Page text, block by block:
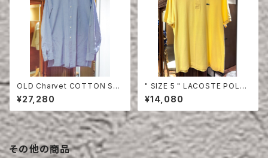
OLD Charvet COTTON SHI
RT
¥27,280
" SIZE 5 " LACOSTE POLO
SHIRT YELLOW
¥14,080
その他の商品